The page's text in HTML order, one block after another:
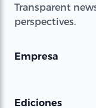
Transparent
perspectives.
Empresa
Ediciones